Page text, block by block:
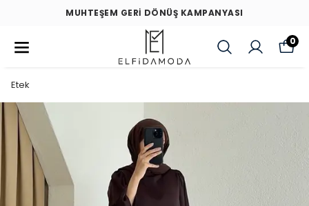
MUHTEŞEM GERİ DÖNÜŞ KAMPANYASI
0
Etek